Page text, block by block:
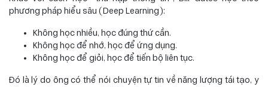
phương pháp hiểu sâu (Deep Learning):
Không học nhiều, học đúng thứ cần.
Không học để nhớ, học để ứng dụng.
Không học để giỏi, học để tiến bộ liên tục.
Đó là lý do ông có thể nói chuyện tự tin về năng lượng tái tạo, y